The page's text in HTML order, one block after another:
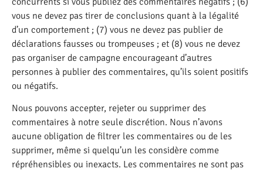
vous ne devez pas tirer de conclusions quant à la légalité
d’un comportement ; (7) vous ne devez pas publier de
déclarations fausses ou trompeuses ; et (8) vous ne devez
pas organiser de campagne encourageant d’autres
personnes à publier des commentaires, qu’ils soient positifs
ou négatifs.
Nous pouvons accepter, rejeter ou supprimer des
commentaires à notre seule discrétion. Nous n’avons
aucune obligation de filtrer les commentaires ou de les
supprimer, même si quelqu’un les considère comme
répréhensibles ou inexacts. Les commentaires ne sont pas